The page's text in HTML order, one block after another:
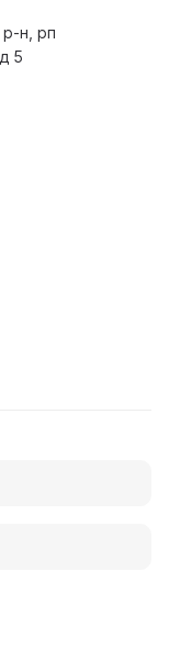
р-н, рп
5